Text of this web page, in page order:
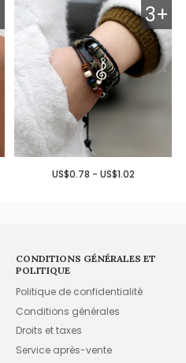
3+
US$0.78 - US$1.02
CONDITIONS GÉNÉRALES ET
POLITIQUE
Politique de confidentialité
Conditions générales
Droits et taxes
Service après-vente